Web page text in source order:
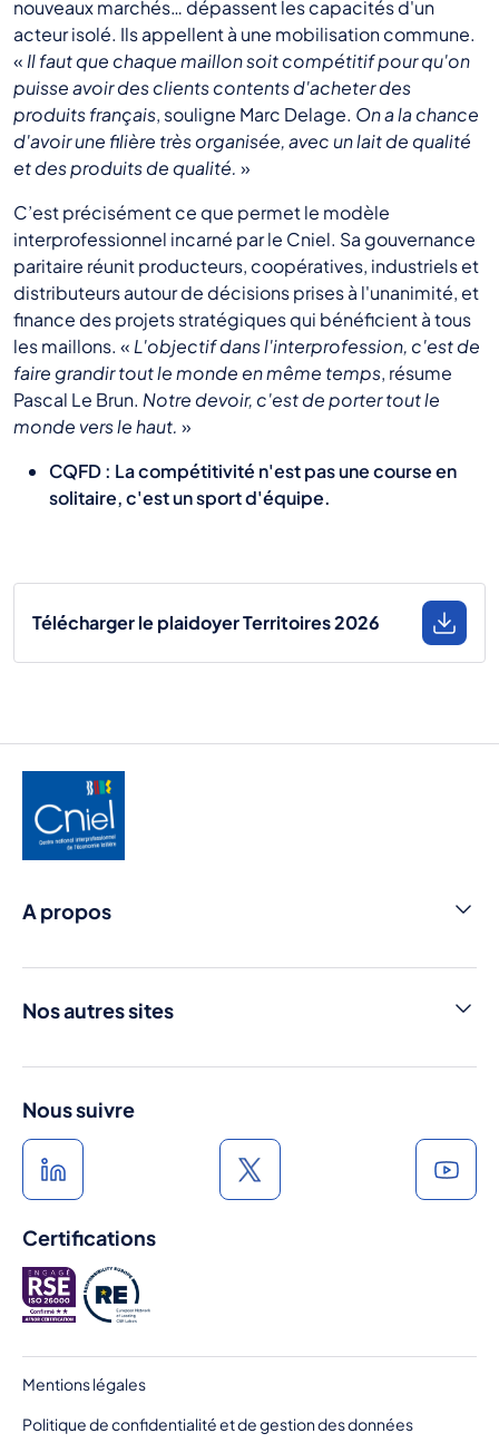
nouveaux marchés… dépassent les capacités d'un
acteur isolé. Ils appellent à une mobilisation commune.
«Il faut que chaque maillon soit compétitif pour qu'on
puisse avoir des clients contents d'acheter des
produits français, souligne Marc Delage. On a la chance
d'avoir une filière très organisée, avec un lait de qualité
et des produits de qualité. »
C’est précisément ce que permet le modèle
interprofessionnel incarné par le Cniel. Sa gouvernance
paritaire réunit producteurs, coopératives, industriels et
distributeurs autour de décisions prises à l'unanimité, et
finance des projets stratégiques qui bénéficient à tous
les maillons. «L'objectif dans l'interprofession, c'est de
faire grandir tout le monde en même temps, résume
Pascal Le Brun. Notre devoir, c'est de porter tout le
monde vers le haut. »
CQFD : La compétitivité n'est pas une course en
solitaire, c'est un sport d'équipe.
Télécharger le plaidoyer Territoires 2026
A propos
Press room
Nos autres sites
Au rythme du lait
Nous suivre
Certifications
Pied
de
Mentions légales
Politique de confidentialité et de gestion des données